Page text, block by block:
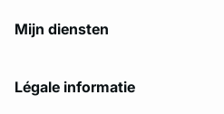
Mijn diensten
Légale informatie